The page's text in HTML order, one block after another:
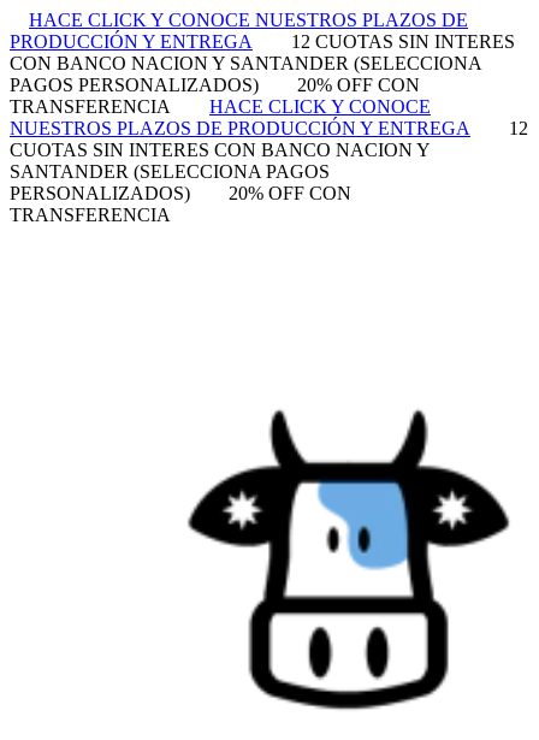
HACE CLICK Y CONOCE NUESTROS PLAZOS DE
PRODUCCIÓN Y ENTREGA
12 CUOTAS SIN INTERES
CON BANCO NACION Y SANTANDER (SELECCIONA
PAGOS PERSONALIZADOS)
20% OFF CON
TRANSFERENCIA
HACE CLICK Y CONOCE
NUESTROS PLAZOS DE PRODUCCIÓN Y ENTREGA
12
CUOTAS SIN INTERES CON BANCO NACION Y
SANTANDER (SELECCIONA PAGOS
PERSONALIZADOS)
20% OFF CON
TRANSFERENCIA